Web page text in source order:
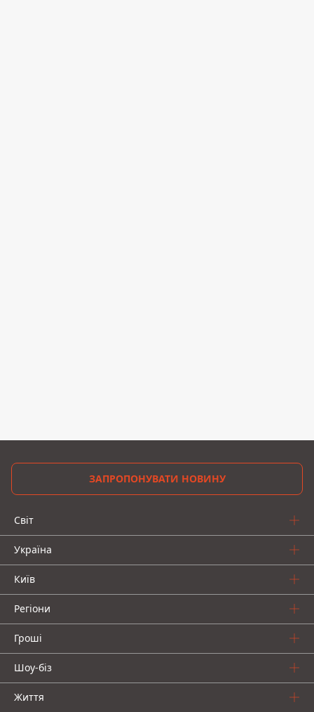
ЗАПРОПОНУВАТИ НОВИНУ
Світ
Україна
Київ
Регіони
Гроші
Шоу-біз
Життя